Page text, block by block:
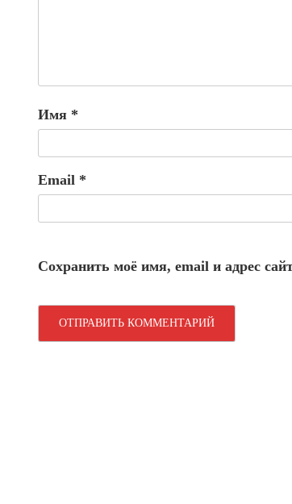
Имя *
Email *
Сохранить моё имя, email и адрес